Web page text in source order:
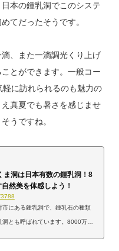
本の鍾乳洞でこのシステ
てだったそうです。
、また一滴調光くり上げ
とができます。一般コー
に訪れられるのも魅力の
真夏でも暑さを感じませ
うですね。
ま洞は日本有数の鍾乳洞！8
然美を体感しよう！
市にある鍾乳洞で、鍾乳石の種類
とも呼ばれています。8000万年